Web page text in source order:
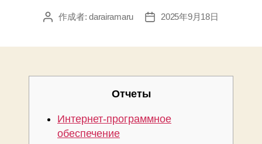
投
作成者:darairamaru
投
2025年9月18日
Отчеты
Интернет-программное
обеспечение